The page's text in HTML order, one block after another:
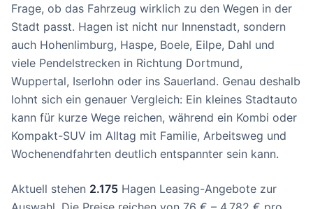
Frage, ob das Fahrzeug wirklich zu den Wegen in der
Stadt passt. Hagen ist nicht nur Innenstadt, sondern
auch Hohenlimburg, Haspe, Boele, Eilpe, Dahl und
viele Pendelstrecken in Richtung Dortmund,
Wuppertal, Iserlohn oder ins Sauerland. Genau deshalb
lohnt sich ein genauer Vergleich: Ein kleines Stadtauto
kann für kurze Wege reichen, während ein Kombi oder
Kompakt-SUV im Alltag mit Familie, Arbeitsweg und
Wochenendfahrten deutlich entspannter sein kann.
Aktuell stehen 2.175 Hagen Leasing-Angebote zur